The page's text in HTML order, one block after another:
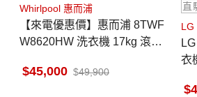
Whirlpool 惠而浦
【來電優惠價】惠而浦 8TWF
W8620HW 洗衣機 17kg 滾筒
45,000 49,900
直
LG
衣